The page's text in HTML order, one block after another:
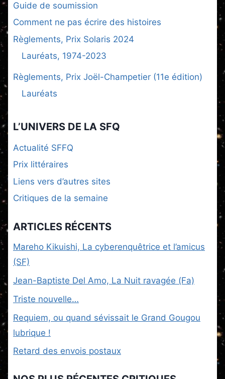
Guide de soumission
Comment ne pas écrire des histoires
Règlements, Prix Solaris 2024
Lauréats, 1974-2023
Règlements, Prix Joël-Champetier (11e édition)
Lauréats
L’UNIVERS DE LA SFQ
Actualité SFFQ
Prix littéraires
Liens vers d’autres sites
Critiques de la semaine
ARTICLES RÉCENTS
Mareho Kikuishi, La cyberenquêtrice et l’amicus
(SF)
Jean-Baptiste Del Amo, La Nuit ravagée (Fa)
Triste nouvelle…
Requiem, ou quand sévissait le Grand Gougou
lubrique !
Retard des envois postaux